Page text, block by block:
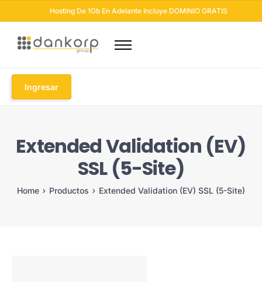
Hosting De 1Gb En Adelante Incluye DOMINIO GRATIS
Diseño Web
Seguridad Web
Soluciones Email
Blog
Ingresar
Extended Validation (EV)
SSL (5-Site)
Home Productos Extended Validation (EV) SSL (5-Site)